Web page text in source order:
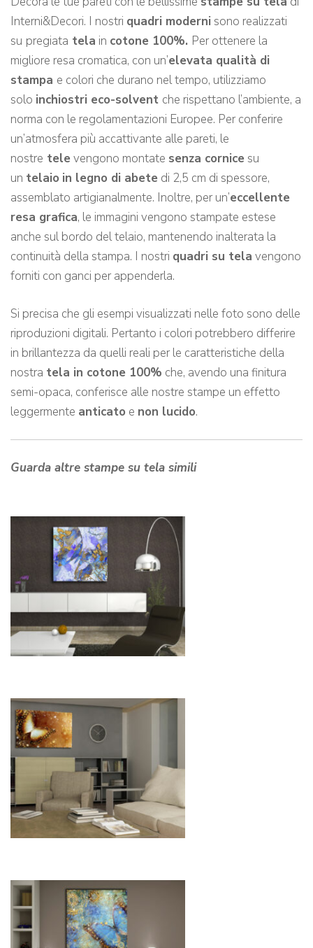
Interni&Decori. I nostri quadri moderni sono realizzati
su pregiata tela in cotone 100%. Per ottenere la
migliore resa cromatica, con un’elevata qualità di
stampa e colori che durano nel tempo, utilizziamo
solo inchiostri eco-solvent che rispettano l’ambiente, a
norma con le regolamentazioni Europee. Per conferire
un’atmosfera più accattivante alle pareti, le
nostre tele vengono montate senza cornice su
un telaio in legno di abete di 2,5 cm di spessore,
assemblato artigianalmente. Inoltre, per un’eccellente
resa grafica, le immagini vengono stampate estese
anche sul bordo del telaio, mantenendo inalterata la
continuità della stampa. I nostri quadri su tela vengono
forniti con ganci per appenderla.
Si precisa che gli esempi visualizzati nelle foto sono delle
riproduzioni digitali. Pertanto i colori potrebbero differire
in brillantezza da quelli reali per le caratteristiche della
nostra tela in cotone 100% che, avendo una finitura
semi-opaca, conferisce alle nostre stampe un effetto
leggermente anticato e non lucido.
Guarda altre stampe su tela simili